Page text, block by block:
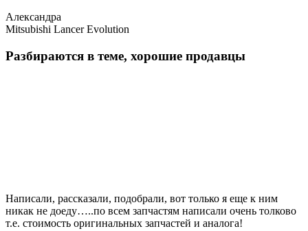
Александра
Mitsubishi Lancer Evolution
Разбираются в теме, хорошие продавцы
Написали, рассказали, подобрали, вот только я еще к ним
никак не доеду…..по всем запчастям написали очень толково
т.е. стоимость оригинальных запчастей и аналога!